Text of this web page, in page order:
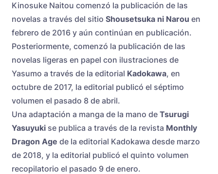
Kinosuke Naitou comenzó la publicación de las
novelas a través del sitio Shousetsuka ni Narou en
febrero de 2016 y aún continúan en publicación.
Posteriormente, comenzó la publicación de las
novelas ligeras en papel con ilustraciones de
Yasumo a través de la editorial Kadokawa, en
octubre de 2017, la editorial publicó el séptimo
volumen el pasado 8 de abril.
Una adaptación a manga de la mano de Tsurugi
Yasuyuki se publica a través de la revista Monthly
Dragon Age de la editorial Kadokawa desde marzo
de 2018, y la editorial publicó el quinto volumen
recopilatorio el pasado 9 de enero.